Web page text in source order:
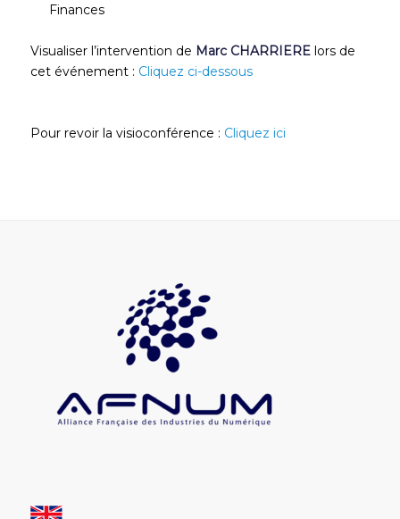
Finances
Visualiser l’intervention de Marc CHARRIERElors de
cet événement : Cliquez ci-dessous
Pour revoir la visioconférence : Cliquez ici